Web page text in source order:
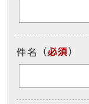
件名 （必須）